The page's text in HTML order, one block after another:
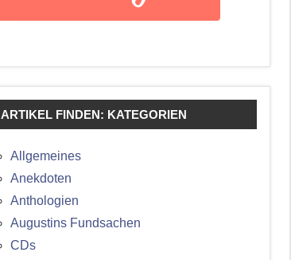
ARTIKEL FINDEN: KATEGORIEN
Allgemeines
Anekdoten
Anthologien
Augustins Fundsachen
CDs